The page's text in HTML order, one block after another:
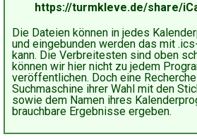
https://turmkleve.de/share/
Die Dateien können in jedes
und eingebunden werden das mit
kann. Die Verbreitesten sind oben
können wir hier nicht zu jedem
veröffentlichen. Doch eine
Suchmaschine ihrer Wahl mit den
sowie dem Namen ihres
brauchbare Ergebnisse ergeben.